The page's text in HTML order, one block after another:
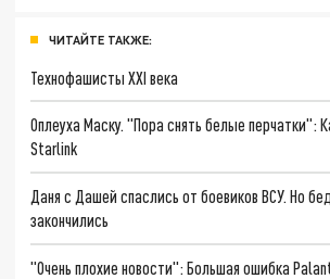
ЧИТАЙТЕ ТАКЖЕ:
Технофашисты XXI века
Оплеуха Маску. "Пора снять белые перчатки":
Starlink
Даня с Дашей спаслись от боевиков ВСУ. Но
закончились
"Очень плохие новости": Большая ошибка